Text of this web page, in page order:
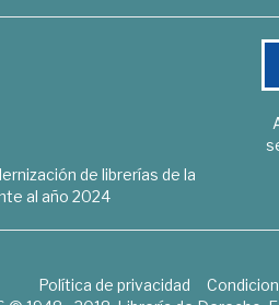
de librerías de la
al año 2024
Política de privacidad